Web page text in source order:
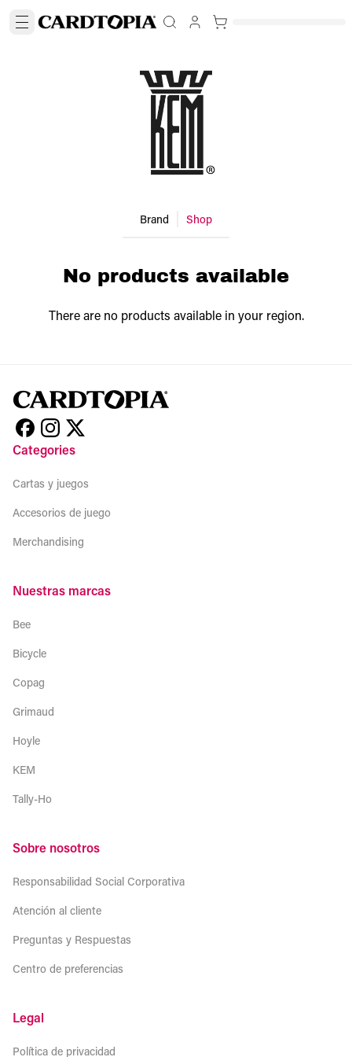
Brand Shop
No products available
There are no products available in your region.
Categories
Cartas y juegos
Accesorios de juego
Merchandising
Nuestras marcas
Bee
Bicycle
Copag
Grimaud
Hoyle
KEM
Tally-Ho
Sobre nosotros
Responsabilidad Social Corporativa
Atención al cliente
Preguntas y Respuestas
Centro de preferencias
Legal
Política de privacidad